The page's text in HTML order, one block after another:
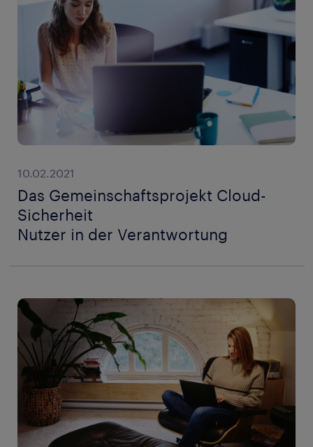
10.02.2021
Das Gemeinschaftsprojekt Cloud-
Sicherheit
Nutzer in der Verantwortung